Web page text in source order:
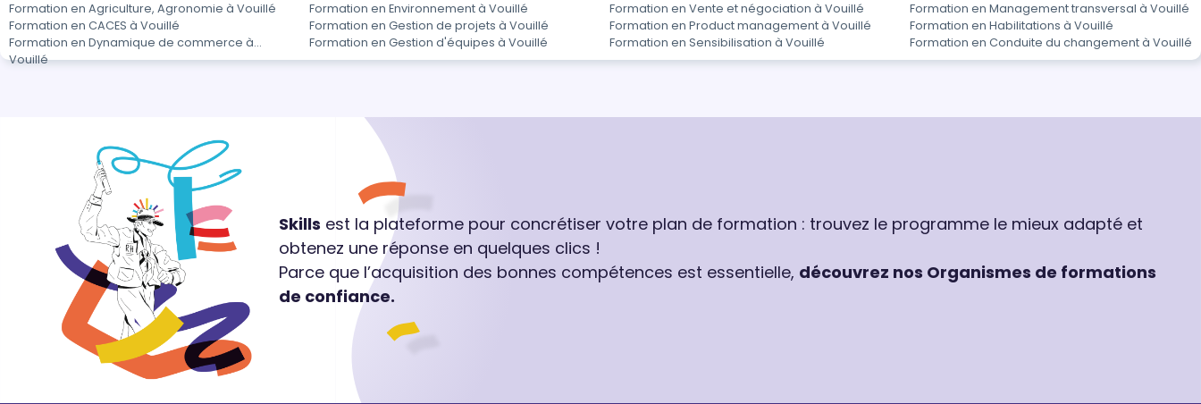
Formation en Agriculture, Agronomie à Vouillé
Formation en Environnement à Vouillé Formation en Vente et négociation à Vouillé
Formation en Management transversal à Vouillé
Formation en CACES à Vouillé
Formation en Gestion de projets à Vouillé Formation en Product management à Vouillé
Formation en Habilitations à Vouillé
Formation en Dynamique de commerce à
Vouillé
Formation en Gestion d'équipes à Vouillé Formation en Sensibilisation à Vouillé Formation en Conduite du changement à Vouillé
Skills est la plateforme pour concrétiser votre plan de formation : trouvez le programme le mieux adapté et
obtenez une réponse en quelques clics !
Parce que l’acquisition des bonnes compétences est essentielle, découvrez nos Organismes de formations
de confiance.